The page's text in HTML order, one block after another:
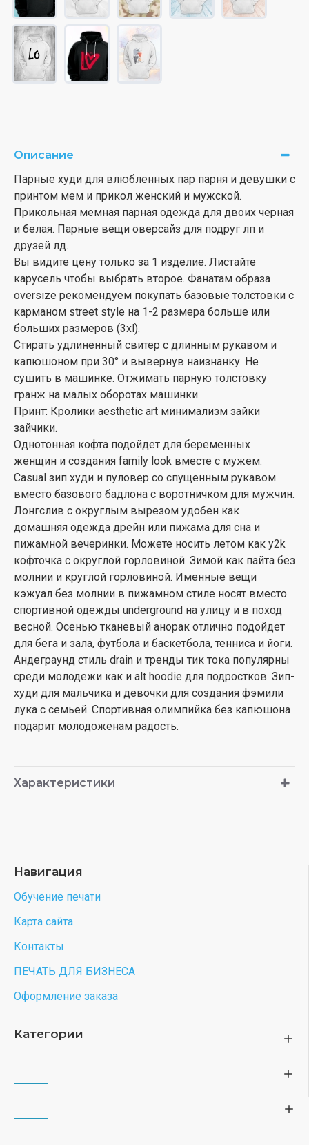
Описание
Парные худи для влюбленных пар парня и девушки с
принтом мем и прикол женский и мужской.
Прикольная мемная парная одежда для двоих черная
и белая. Парные вещи оверсайз для подруг лп и
друзей лд.
Вы видите цену только за 1 изделие. Листайте
карусель чтобы выбрать второе. Фанатам образа
oversize рекомендуем покупать базовые толстовки с
карманом street style на 1-2 размера больше или
больших размеров (3xl).
Стирать удлиненный свитер с длинным рукавом и
капюшоном при 30° и вывернув наизнанку. Не
сушить в машинке. Отжимать парную толстовку
гранж на малых оборотах машинки.
Принт: Кролики aesthetic art минимализм зайки
зайчики.
Однотонная кофта подойдет для беременных
женщин и создания family look вместе с мужем.
Casual зип худи и пуловер со спущенным рукавом
вместо базового бадлона с воротничком для мужчин.
Лонгслив с округлым вырезом удобен как
домашняя одежда дрейн или пижама для сна и
пижамной вечеринки. Можете носить летом как y2k
кофточка с округлой горловиной. Зимой как пайта без
молнии и круглой горловиной. Именные вещи
кэжуал без молнии в пижамном стиле носят вместо
спортивной одежды underground на улицу и в поход
весной. Осенью тканевый анорак отлично подойдет
для бега и зала, футбола и баскетбола, тенниса и йоги.
Андеграунд стиль drain и тренды тик тока популярны
среди молодежи как и alt hoodie для подростков. Зип-
худи для мальчика и девочки для создания фэмили
лука с семьей. Спортивная олимпийка без капюшона
подарит молодоженам радость.
Характеристики
Навигация
Обучение печати
Карта сайта
Контакты
ПЕЧАТЬ ДЛЯ БИЗНЕСА
Оформление заказа
Категории